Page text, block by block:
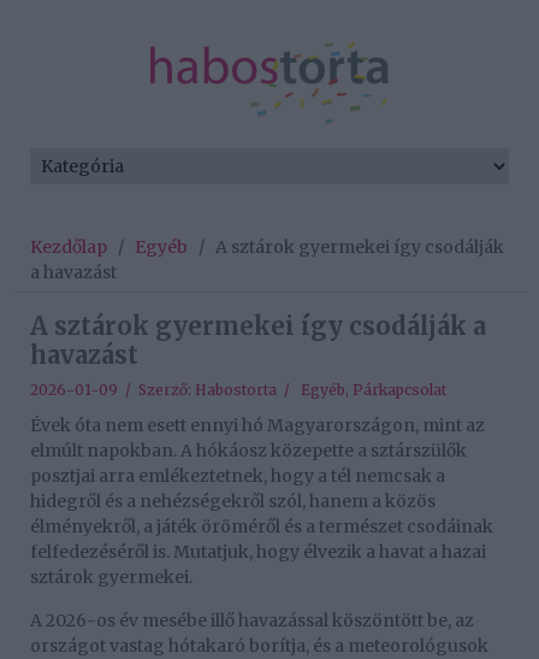
Kezdőlap / Egyéb / A sztárok gyermekei így csodálják
a havazást
A sztárok gyermekei így csodálják a
havazást
2026-01-09 / Szerző: Habostorta / Egyéb, Párkapcsolat
Évek óta nem esett ennyi hó Magyarországon, mint az
elmúlt napokban. A hókáosz közepette a sztárszülők
posztjai arra emlékeztetnek, hogy a tél nemcsak a
hidegről és a nehézségekről szól, hanem a közös
élményekről, a játék öröméről és a természet csodáinak
felfedezéséről is. Mutatjuk, hogy élvezik a havat a hazai
sztárok gyermekei.
A 2026-os év mesébe illő havazással köszöntött be, az
országot vastag hótakaró borítja, és a meteorológusok